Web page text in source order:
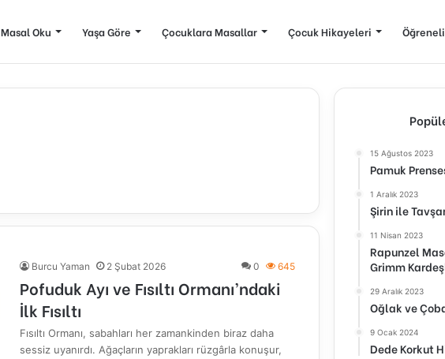
Masal Oku Yaşa Göre Çocuklara Masallar Çocuk Hikayeleri
Burcu Yaman 2 Şubat 2026 0 645
Pofuduk Ayı ve Fısıltı Ormanı’ndaki
İlk Fısıltı
Fısıltı Ormanı, sabahları her zamankinden biraz daha
sessiz uyanırdı. Ağaçların yaprakları rüzgârla konuşur,
15 Ağustos 2023
Pamuk
1 Aralık 2023
Şirin ile
11 Nisan 2023
Rapunzel
Grimm
29 Aralık 2023
Oğlak ve
9 Ocak 2024
Dede Korkut